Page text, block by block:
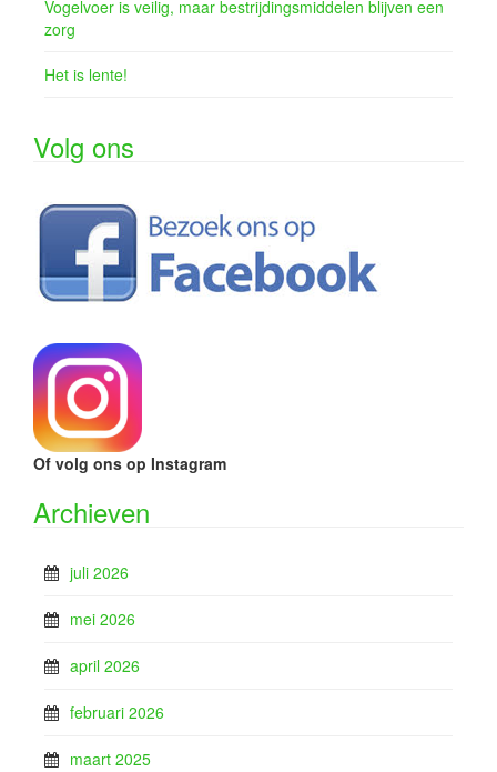
Vogelvoer is veilig, maar bestrijdingsmiddelen blijven een
zorg
Het is lente!
Volg ons
Of volg ons op Instagram
Archieven
juli 2026
mei 2026
april 2026
februari 2026
maart 2025